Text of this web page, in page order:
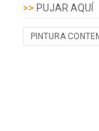
>> PUJAR AQUÍ
PINTURA